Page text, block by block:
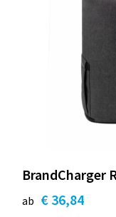
BrandCharger
ab € 36,84